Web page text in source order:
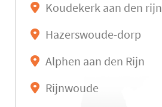
Koudekerk aan den rijn
Hazerswoude-dorp
Alphen aan den Rijn
Rijnwoude